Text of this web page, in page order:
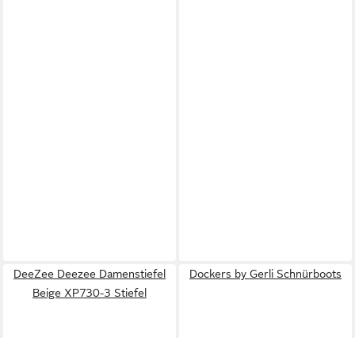
DeeZee Deezee Damenstiefel
Beige XP730-3 Stiefel
Dockers by Gerli Schnürboots